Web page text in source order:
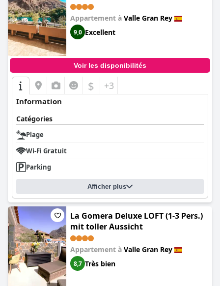
Appartement à Valle Gran Rey
9,0 Excellent
Voir les disponibilités
$ +3
Information
Catégories
Plage
Wi-Fi Gratuit
Parking
Afficher plus
La Gomera Deluxe LOFT (1-3 Pers.)
mit toller Aussicht
Appartement à Valle Gran Rey
8,7 Très bien